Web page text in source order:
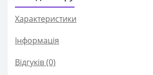
Характеристики
Iнформація
Відгуків (0)